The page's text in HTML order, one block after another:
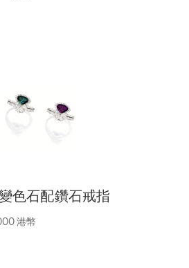
色石配鑽石戒指
港幣